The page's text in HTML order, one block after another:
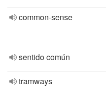
common-sense
sentido común
tramways